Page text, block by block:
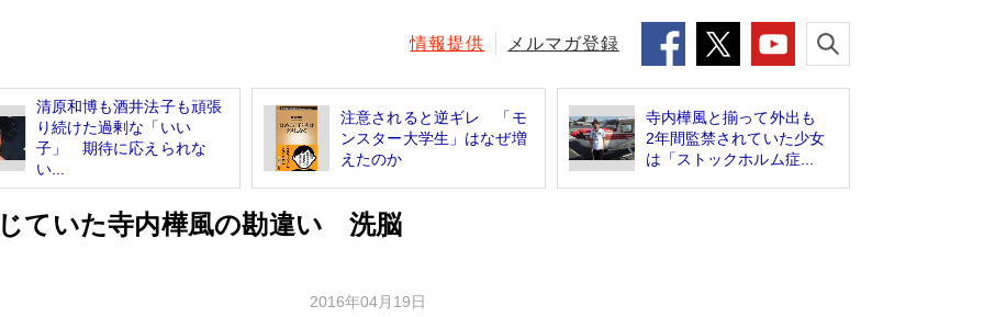
情報提供 メルマガ登録
清原和博も酒井法子も頑張
り続けた過剰な「いい
子」 期待に応えられな
い...
注意されると逆ギレ 「モ
ンスター大学生」はなぜ増
えたのか
寺内樺風と揃って外出も
2年間監禁されていた少女
は「ストックホルム症...
ていた寺内樺風の勘違い 洗脳
2016年04月19日